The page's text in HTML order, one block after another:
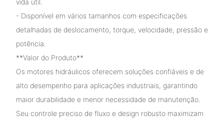
- Disponível em vários tamanhos com especificações
detalhadas de deslocamento, torque, velocidade, pressão e
potência.
**Valor do Produto**
Os motores hidráulicos oferecem soluções confiáveis ​​e de
alto desempenho para aplicações industriais, garantindo
maior durabilidade e menor necessidade de manutenção.
Seu controle preciso de fluxo e design robusto maximizam